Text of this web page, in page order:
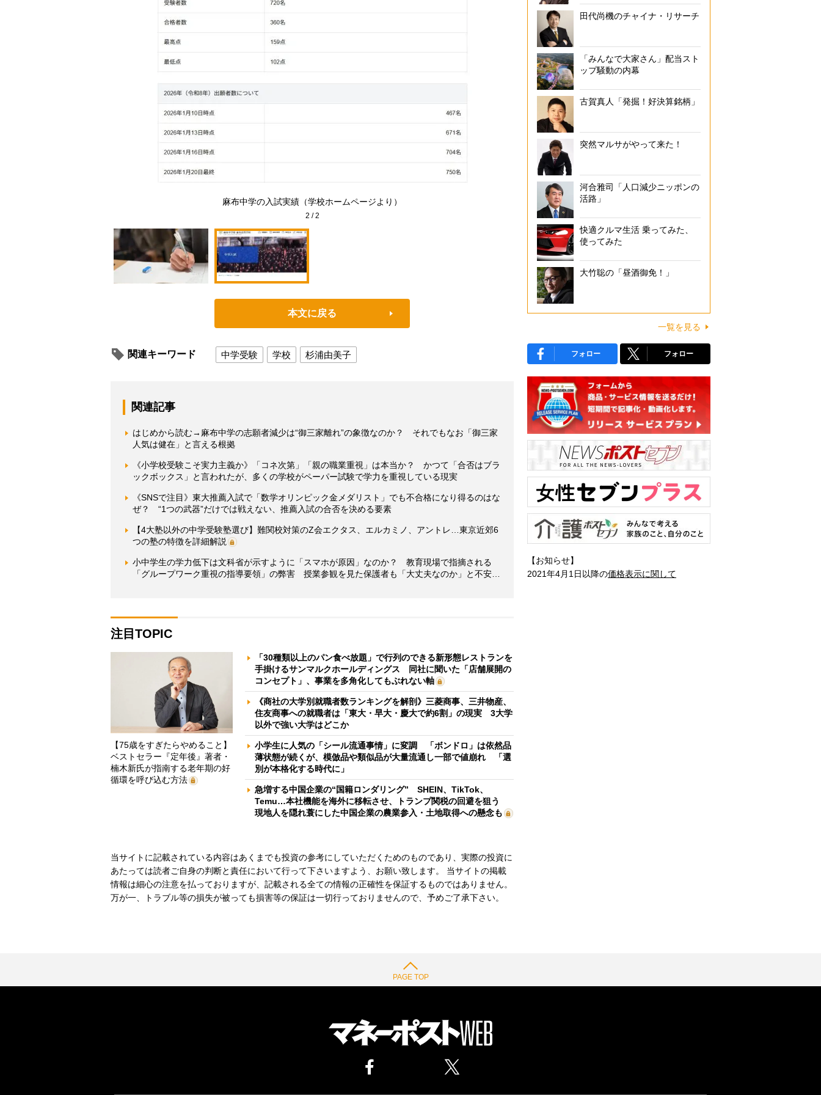
麻布中学の入試実績（学校ホームページより）
2 /2
本文に戻る
関連キーワード 中学受験 学校 杉浦由美子
関連記事
はじめから読む→麻布中学の志願者減少は“御三家離れ”の象徴なのか？ それでもなお「御三家
人気は健在」と言える根拠
《小学校受験こそ実力主義か》「コネ次第」「親の職業重視」は本当か？ かつて「合否はブラ
ックボックス」と言われたが、多くの学校がペーパー試験で学力を重視している現実
《SNSで注目》東大推薦入試で「数学オリンピック金メダリスト」でも不合格になり得るのはな
ぜ？ “1つの武器”だけでは戦えない、推薦入試の合否を決める要素
【4大塾以外の中学受験塾選び】難関校対策のZ会エクタス、エルカミノ、アントレ…東京近郊6
つの塾の特徴を詳細解説
小中学生の学力低下は文科省が示すように「スマホが原因」なのか？ 教育現場で指摘される
「グループワーク重視の指導要領」の弊害 授業参観を見た保護者も「大丈夫なのか」と不安…
注目TOPIC
【75歳をすぎたらやめること】
ベストセラー『定年後』著者・
楠木新氏が指南する老年期の好
循環を呼び込む方法
「30種類以上のパン食べ放題」で行列のできる新形態レストランを
手掛けるサンマルクホールディングス 同社に聞いた「店舗展開の
コンセプト」、事業を多角化してもぶれない軸
《商社の大学別就職者数ランキングを解剖》三菱商事、三井物産、
住友商事への就職者は「東大・早大・慶大で約6割」の現実 3大学
以外で強い大学はどこか
小学生に人気の「シール流通事情」に変調 「ボンドロ」は依然品
薄状態が続くが、模倣品や類似品が大量流通し一部で値崩れ 「選
別が本格化する時代に」
急増する中国企業の“国籍ロンダリング” SHEIN、TikTok、
Temu…本社機能を海外に移転させ、トランプ関税の回避を狙う
現地人を隠れ蓑にした中国企業の農業参入・土地取得への懸念も
当サイトに記載されている内容はあくまでも投資の参考にしていただくためのものであり、実際の投資に
あたっては読者ご自身の判断と責任において行って下さいますよう、お願い致します。 当サイトの掲載
情報は細心の注意を払っておりますが、記載される全ての情報の正確性を保証するものではありません。
万が一、トラブル等の損失が被っても損害等の保証は一切行っておりませんので、予めご了承下さい。
田代尚機のチャイナ・リサーチ
「みんなで大家さん」配当スト
ップ騒動の内幕
古賀真人「発掘！好決算銘柄」
突然マルサがやって来た！
河合雅司「人口減少ニッポンの
活路」
快適クルマ生活 乗ってみた、
使ってみた
大竹聡の「昼酒御免！」
一覧を見る
フォロー フォロー
【お知らせ】
2021年4月1日以降の価格表示に関して
PAGE TOP